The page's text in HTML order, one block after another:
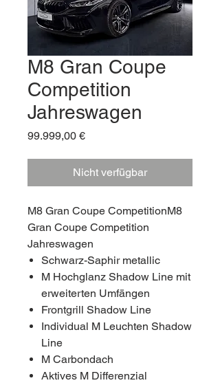
M8 Gran Coupe
Competition
Jahreswagen
99.999,00 €Preis
Nicht verfügbar
M8 Gran Coupe CompetitionM8
Gran Coupe Competition
Jahreswagen
Schwarz-Saphir metallic
M Hochglanz Shadow Line mit
erweiterten Umfängen
Frontgrill Shadow Line
Individual M Leuchten Shadow
Line
M Carbondach
Aktives M Differenzial